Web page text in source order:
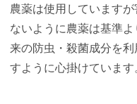
農薬は使用しています
ないように農薬は基準
来の防虫・殺菌成分を
すように心掛けています